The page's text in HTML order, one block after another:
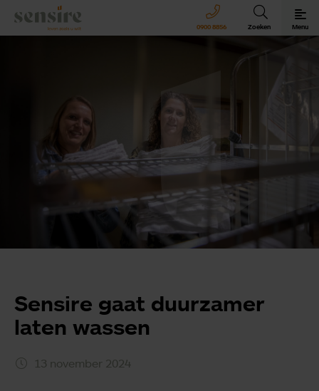
Sensire logo
0900 8856 Zoeken Menu
Revalideren met Sensire
Wonen en zorg met Sensire
Meer over Sensire
Sensire gaat duurzamer
laten wassen
13 november 2024